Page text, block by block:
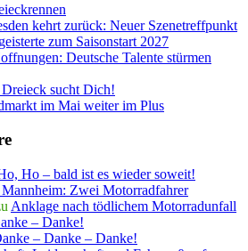
kehrt zurück: Neuer Szenetreffpunkt
zum Saisonstart 2027
Deutsche Talente stürmen
sucht Dich!
im Mai weiter im Plus
Ho – bald ist es wieder soweit!
Zwei Motorradfahrer
Anklage nach tödlichem Motorradunfall
– Danke!
– Danke – Danke!